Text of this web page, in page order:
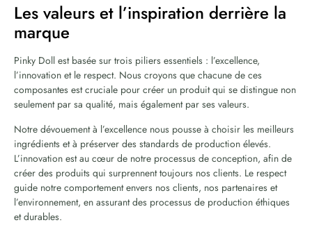
Les valeurs et l’inspiration derrière la
marque
Pinky Doll est basée sur trois piliers essentiels : l’excellence,
l’innovation et le respect. Nous croyons que chacune de ces
composantes est cruciale pour créer un produit qui se distingue non
seulement par sa qualité, mais également par ses valeurs.
Notre dévouement à l’excellence nous pousse à choisir les meilleurs
ingrédients et à préserver des standards de production élevés.
L’innovation est au cœur de notre processus de conception, afin de
créer des produits qui surprennent toujours nos clients. Le respect
guide notre comportement envers nos clients, nos partenaires et
l’environnement, en assurant des processus de production éthiques
et durables.